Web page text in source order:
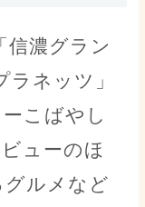
信濃グラン
ネッツ」
こばやし
ューのほ
ルメなど